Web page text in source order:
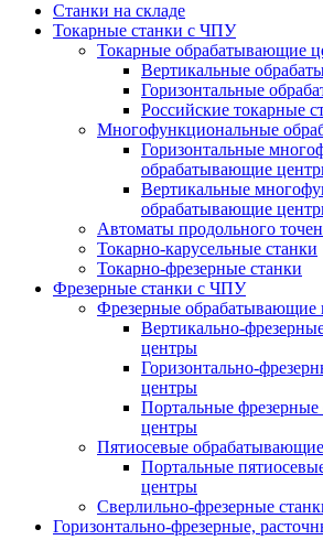
Станки на складе
Токарные станки с ЧПУ
Токарные обрабатывающие
Вертикальные
Горизонтальные
Российские токарные
Многофункциональные
Горизонтальные
обрабатывающие
Вертикальные
обрабатывающие
Автоматы продольного
Токарно-карусельные станки
Токарно-фрезерные станки
Фрезерные станки с ЧПУ
Фрезерные обрабатывающие
Вертикально-
центры
Горизонтально-
центры
Портальные
центры
Пятиосевые
Портальные
центры
Сверлильно-фрезерные
Горизонтально-фрезерные,